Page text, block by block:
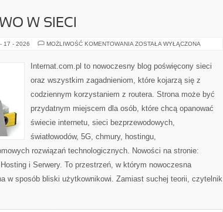
W SIECI
17 - 2026 MOŻLIWOŚĆ KOMENTOWANIA BEZPIECZEŃSTWO
ZOSTAŁA WYŁĄCZONA
Internat.com.pl to nowoczesny blog poświęcony sieci
oraz wszystkim zagadnieniom, które kojarzą się z
codziennym korzystaniem z routera. Strona może być
przydatnym miejscem dla osób, które chcą opanować
świecie internetu, sieci bezprzewodowych,
światłowodów, 5G, chmury, hostingu,
rozwiązań technologicznych. Nowości na stronie:
i Serwery. To przestrzeń, w którym nowoczesna
w sposób bliski użytkownikowi. Zamiast suchej teorii, czytelnik